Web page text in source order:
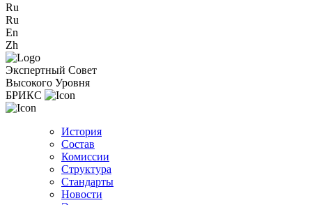
Ru
Ru
En
Zh
Экспертный Совет
Высокого Уровня
БРИКС
История
Состав
Комиссии
Структура
Стандарты
Новости